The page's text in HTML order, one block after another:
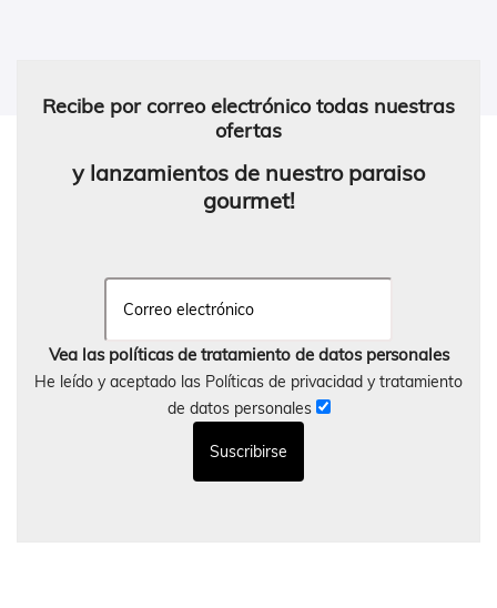
Recibe por correo electrónico todas nuestras
ofertas
y lanzamientos de nuestro paraiso
gourmet!
Vea las políticas de tratamiento de datos personales
He leído y aceptado las Políticas de privacidad y tratamiento
de datos personales